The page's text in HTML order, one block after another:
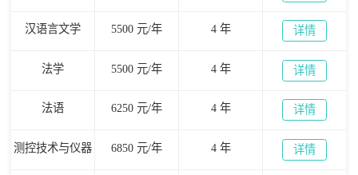
汉语言文学 5500 元/年 4 年 详情
法学 5500 元/年 4 年 详情
法语 6250 元/年 4 年 详情
测控技术与仪器 6850 元/年 4 年 详情